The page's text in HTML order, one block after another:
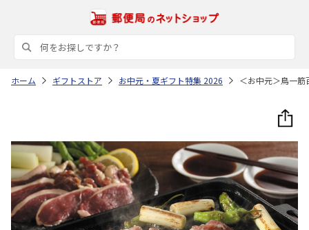
ホーム ギフトストア お中元・夏ギフト特集 2026 ＜お中元＞鳥一